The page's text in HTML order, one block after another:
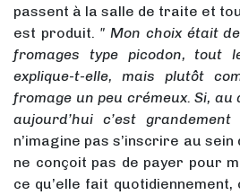
passent à la salle de traite et
est produit. " Mon choix était
fromages type picodon, tout
explique-t-elle, mais plutôt
fromage un peu crémeux. Si,
aujourd’hui c’est
n’imagine pas s’inscrire au sein
ne conçoit pas de payer pour
ce qu’elle fait